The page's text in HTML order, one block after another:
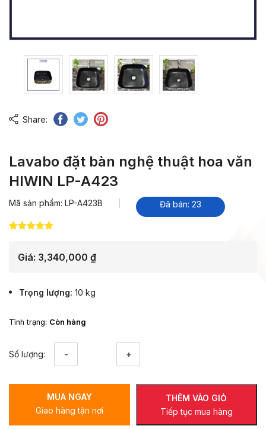
Share:
Lavabo đặt bàn nghệ thuật hoa văn
HIWIN LP-A423
Mã sản phẩm: LP-A423B Đã bán: 23
đánh giá
Giá: 3,340,000 ₫
Trọng lượng 10 kg
Tình trạng: Còn hàng
Số lượng:
nghệ
thuật
hoa
THÊM VÀO GIỎ
Tiếp tục mua hàng
MUA NGAY
Giao hàng tận nơi